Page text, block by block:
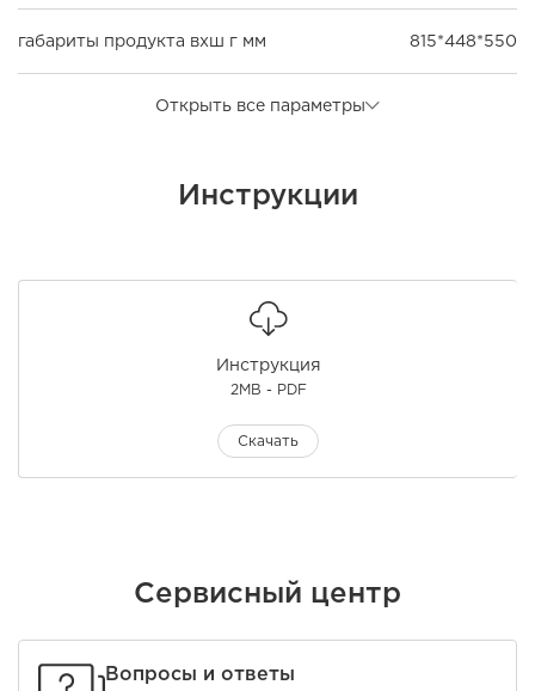
габариты продукта вхш г мм 815*448*550
Открыть все параметры
Инструкции
Инструкция
2MB - PDF
Скачать
Сервисный центр
Вопросы и ответы